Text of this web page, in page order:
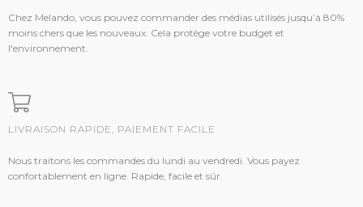
Chez Melando, vous pouvez commander des médias utilisés jusqu’à 80%
moins chers que les nouveaux. Cela protège votre budget et
l'environnement.
LIVRAISON RAPIDE, PAIEMENT FACILE
Nous traitons les commandes du lundi au vendredi. Vous payez
confortablement en ligne. Rapide, facile et sûr.